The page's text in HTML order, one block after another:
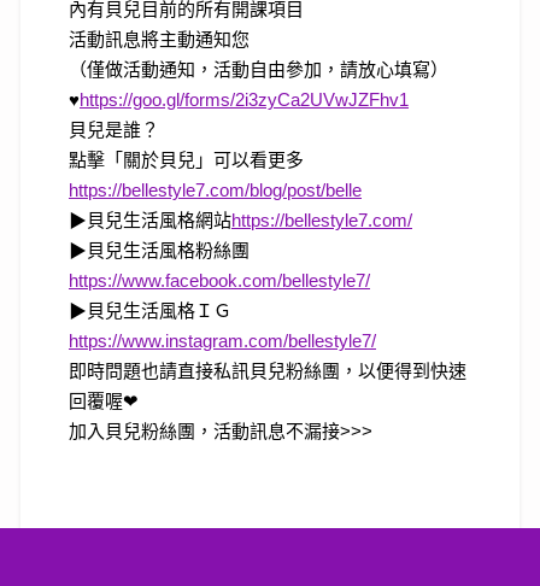
內有貝兒目前的所有開課項目
活動訊息將主動通知您
（僅做活動通知，活動自由參加，請放心填寫）
♥https://goo.gl/forms/2i3zyCa2UVwJZFhv1
貝兒是誰？
點擊「關於貝兒」可以看更多
https://bellestyle7.com/blog/post/belle
▶貝兒生活風格網站https://bellestyle7.com/
▶貝兒生活風格粉絲團
https://www.facebook.com/bellestyle7/
▶貝兒生活風格ＩＧ
https://www.instagram.com/bellestyle7/
即時問題也請直接私訊貝兒粉絲團，以便得到快速
回覆喔❤
加入貝兒粉絲團，活動訊息不漏接>>>